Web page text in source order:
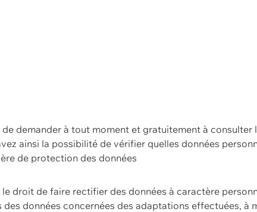
demander à tout moment et gratuitement à
ainsi la possibilité de vérifier quelles données
de protection des données
droit de faire rectifier des données à caractère
données concernées des adaptations effectuées,